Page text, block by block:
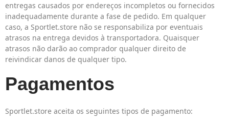
entregas causados por endereços incompletos ou fornecidos
inadequadamente durante a fase de pedido. Em qualquer
caso, a Sportlet.store não se responsabiliza por eventuais
atrasos na entrega devidos à transportadora. Quaisquer
atrasos não darão ao comprador qualquer direito de
reivindicar danos de qualquer tipo.
Pagamentos
Sportlet.store aceita os seguintes tipos de pagamento: